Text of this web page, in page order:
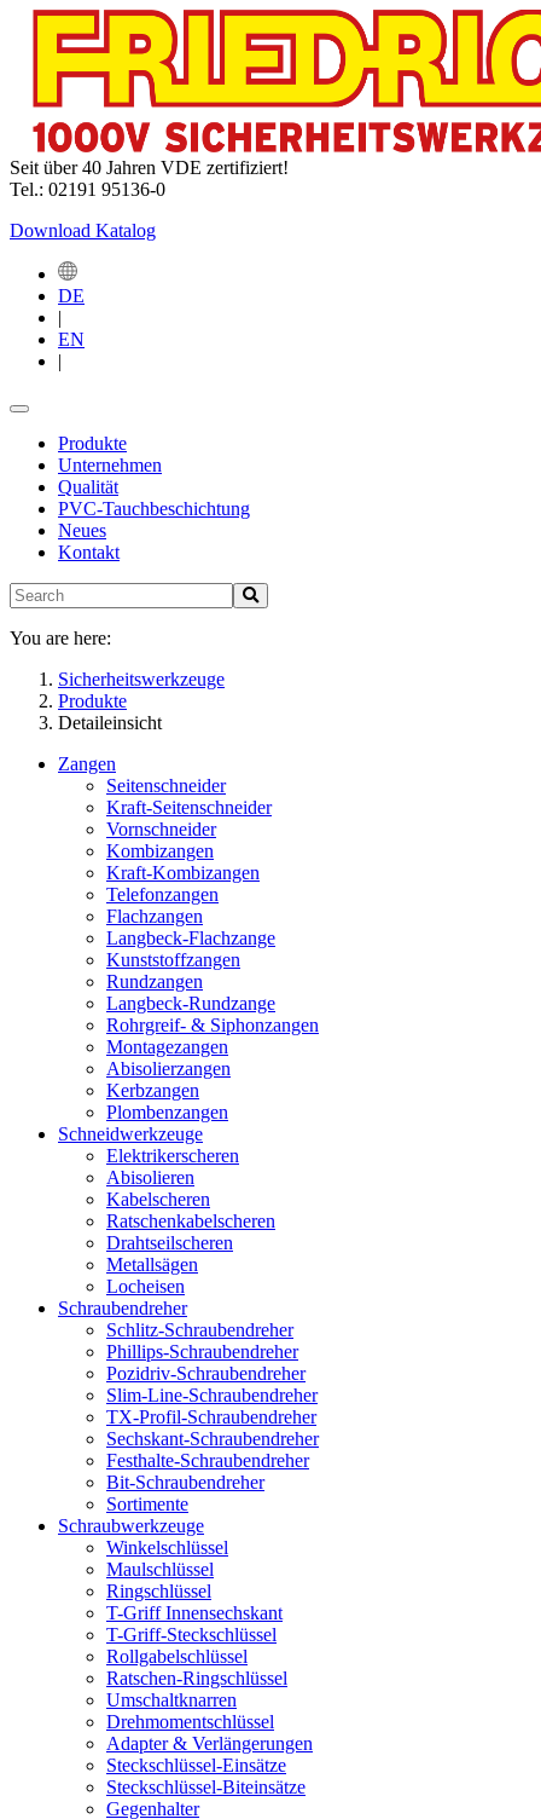
Seit über 40 Jahren VDE zertifiziert!
Tel.: 02191 95136-0
Download Katalog
DE
|
EN
|
Produkte
Unternehmen
Qualität
PVC-Tauchbeschichtung
Neues
Kontakt
You are here:
Sicherheitswerkzeuge
Produkte
Detaileinsicht
Zangen
Seitenschneider
Kraft-Seitenschneider
Vornschneider
Kombizangen
Kraft-Kombizangen
Telefonzangen
Flachzangen
Langbeck-Flachzange
Kunststoffzangen
Rundzangen
Langbeck-Rundzange
Rohrgreif- & Siphonzangen
Montagezangen
Abisolierzangen
Kerbzangen
Plombenzangen
Schneidwerkzeuge
Elektrikerscheren
Abisolieren
Kabelscheren
Ratschenkabelscheren
Drahtseilscheren
Metallsägen
Locheisen
Schraubendreher
Schlitz-Schraubendreher
Phillips-Schraubendreher
Pozidriv-Schraubendreher
Slim-Line-Schraubendreher
TX-Profil-Schraubendreher
Sechskant-Schraubendreher
Festhalte-Schraubendreher
Bit-Schraubendreher
Sortimente
Schraubwerkzeuge
Winkelschlüssel
Maulschlüssel
Ringschlüssel
T-Griff Innensechskant
T-Griff-Steckschlüssel
Rollgabelschlüssel
Ratschen-Ringschlüssel
Umschaltknarren
Drehmomentschlüssel
Adapter & Verlängerungen
Steckschlüssel-Einsätze
Steckschlüssel-Biteinsätze
Gegenhalter